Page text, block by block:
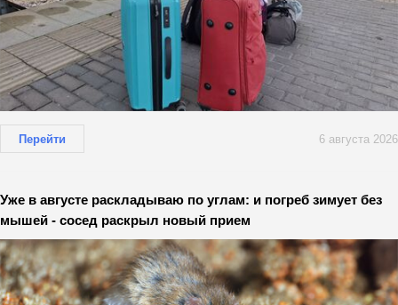
Перейти 6 августа 2026
Уже в августе раскладываю по углам: и погреб зимует без
мышей - сосед раскрыл новый прием